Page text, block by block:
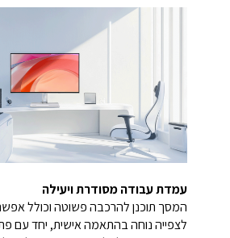
עמדת עבודה מסודרת ויעילה
המסך תוכנן להרכבה פשוטה וכולל
לצפייה נוחה בהתאמה אישית, יחד עם